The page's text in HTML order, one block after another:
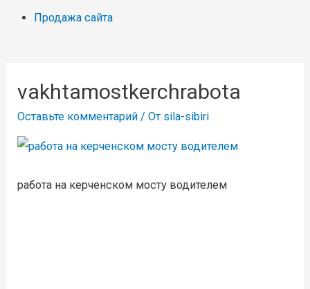
Продажа сайта
vakhtamostkerchrabota
Оставьте комментарий / От sila-sibiri
работа на керченском мосту водителем